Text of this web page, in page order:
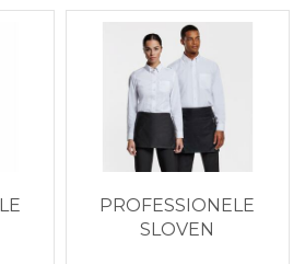
PROFESSIONELE
SLOVEN